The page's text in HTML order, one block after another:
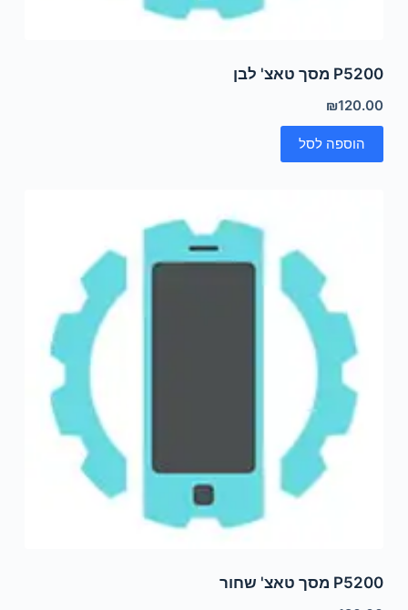
P5200 מסך טאצ' לבן
₪120.00
הוספה לסל
P5200 מסך טאצ' שחור